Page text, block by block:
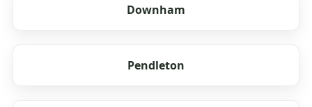
Downham
Pendleton